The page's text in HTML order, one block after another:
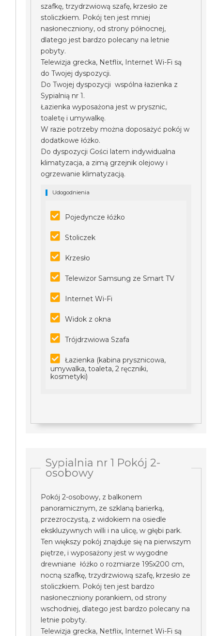
szafkę, trzydrzwiową szafę, krzesło ze
stoliczkiem. Pokój ten jest mniej
nasłoneczniony, od strony północnej,
dlatego jest bardzo polecany na letnie
pobyty.
Telewizja grecka, Netflix, Internet Wi-Fi są
do Twojej dyspozycji.
Do Twojej dyspozycji wspólna łazienka z
Sypialnią nr 1.
Łazienka wyposażona jest w prysznic,
toaletę i umywalkę.
W razie potrzeby można doposażyć pokój w
dodatkowe łóżko.
Do dyspozycji Gości latem indywidualna
klimatyzacja, a zimą grzejnik olejowy i
ogrzewanie klimatyzacją.
Udogodnienia
Pojedyncze łóżko
Stoliczek
Krzesło
Telewizor Samsung ze Smart TV
Internet Wi-Fi
Widok z okna
Trójdrzwiowa Szafa
Łazienka (kabina prysznicowa,
umywalka, toaleta, 2 ręczniki,
kosmetyki)
Sypialnia nr 1 Pokój 2-
osobowy
Pokój 2-osobowy, z balkonem
panoramicznym, ze szklaną barierką,
przezroczystą, z widokiem na osiedle
ekskluzywnych willi i na ulicę, w głębi park.
Ten większy pokój znajduje się na pierwszym
piętrze, i wyposażony jest w wygodne
drewniane łóżko o rozmiarze 195x200 cm,
nocną szafkę, trzydrzwiową szafę, krzesło ze
stoliczkiem. Pokój ten jest bardzo
nasłoneczniony porankiem, od strony
wschodniej, dlatego jest bardzo polecany na
letnie pobyty.
Telewizja grecka, Netflix, Internet Wi-Fi są